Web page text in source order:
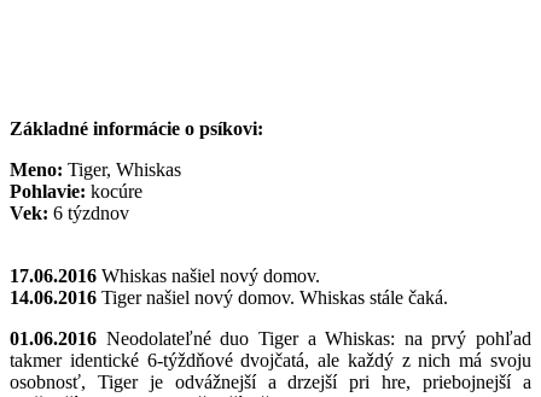
Základné informácie o psíkovi:
Meno: Tiger, Whiskas
Pohlavie: kocúre
Vek: 6 týzdnov
17.06.2016 Whiskas našiel nový domov.
14.06.2016 Tiger našiel nový domov. Whiskas stále čaká.
01.06.2016 Neodolateľné duo Tiger a Whiskas: na prvý pohľad
takmer identické 6-týždňové dvojčatá, ale každý z nich má svoju
osobnosť, Tiger je odvážnejší a drzejší pri hre, priebojnejší a